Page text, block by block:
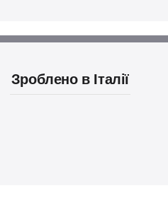
Зроблено в Італії